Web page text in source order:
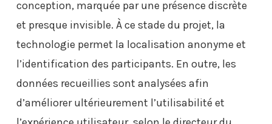
conception, marquée par une présence discrète
et presque invisible. À ce stade du projet, la
technologie permet la localisation anonyme et
l’identification des participants. En outre, les
données recueillies sont analysées afin
d’améliorer ultérieurement l’utilisabilité et